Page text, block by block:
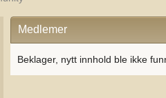
Medlemer
Beklager, nytt innhold ble ikke